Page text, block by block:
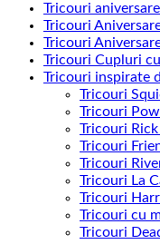
Tricouri
Tricouri
Tricouri
Tricouri Cupluri
Tricouri inspirate
Tricouri
Tricouri
Tricouri
Tricouri
Tricouri
Tricouri La
Tricouri
Tricouri cu
Tricouri